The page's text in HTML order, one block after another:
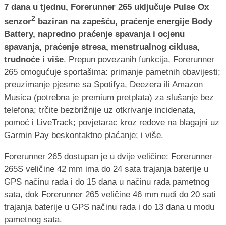
7 dana u tjednu, Forerunner 265 uključuje Pulse Ox
senzor2 baziran na zapešću, praćenje energije Body
Battery, napredno praćenje spavanja i ocjenu
spavanja, praćenje stresa, menstrualnog ciklusa,
trudnoće i više. Prepun povezanih funkcija, Forerunner
265 omogućuje sportašima: primanje pametnih obavijesti;
preuzimanje pjesme sa Spotifya, Deezera ili Amazon
Musica (potrebna je premium pretplata) za slušanje bez
telefona; trčite bezbrižnije uz otkrivanje incidenata,
pomoć i LiveTrack; povjetarac kroz redove na blagajni uz
Garmin Pay beskontaktno plaćanje; i više.
Forerunner 265 dostupan je u dvije veličine: Forerunner
265S veličine 42 mm ima do 24 sata trajanja baterije u
GPS načinu rada i do 15 dana u načinu rada pametnog
sata, dok Forerunner 265 veličine 46 mm nudi do 20 sati
trajanja baterije u GPS načinu rada i do 13 dana u modu
pametnog sata.